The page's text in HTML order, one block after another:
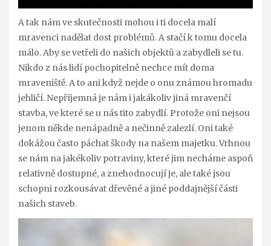
A tak nám ve skutečnosti mohou i ti docela malí
mravenci nadělat dost problémů. A stačí k tomu docela
málo. Aby se vetřeli do našich objektů a zabydleli se tu.
Nikdo z nás lidí pochopitelně nechce mít doma
mraveniště. A to ani když nejde o onu známou hromadu
jehličí. Nepříjemná je nám i jakákoliv jiná mravenčí
stavba, ve které se u nás tito zabydlí. Protože oni nejsou
jenom někde nenápadně a nečinně zalezlí. Oni také
dokážou často páchat škody na našem majetku. Vrhnou
se nám na jakékoliv potraviny, které jim necháme aspoň
relativně dostupné, a znehodnocují je, ale také jsou
schopni rozkousávat dřevěné a jiné poddajnější části
našich staveb.